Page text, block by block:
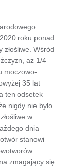
roku ponad
złośliwe. Wśród
aż 1/4
moczowo-
35 lat
ten odsetek
nigdy nie było
w
dnia
stanowi
zmagający się